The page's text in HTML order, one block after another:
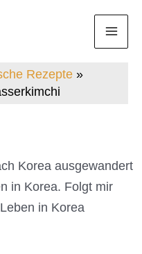
Rezepte
Korea ausgewandert
in Korea. Folgt mir
in Korea